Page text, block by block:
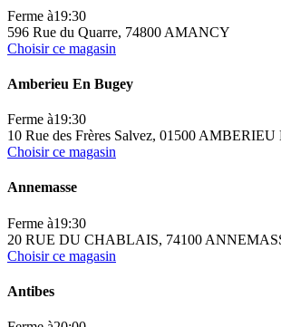
Ferme à19:30
596 Rue du Quarre, 74800 AMANCY
Choisir ce magasin
Amberieu En Bugey
Ferme à19:30
10 Rue des Frères Salvez, 01500
Choisir ce magasin
Annemasse
Ferme à19:30
20 RUE DU CHABLAIS, 74100
Choisir ce magasin
Antibes